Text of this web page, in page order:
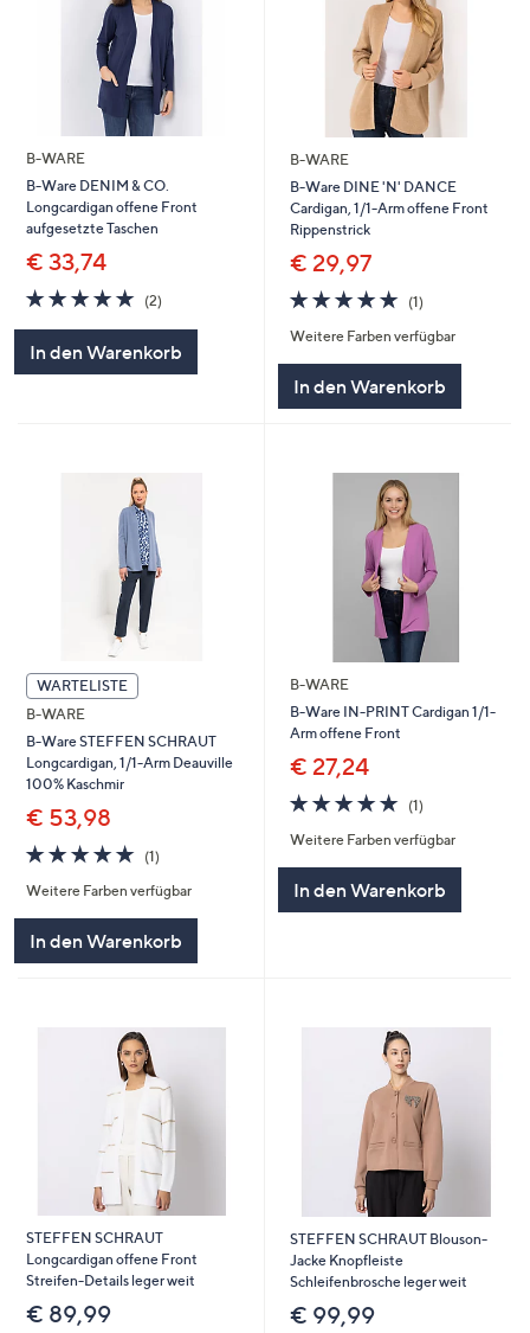
B-WARE
B-Ware DENIM & CO.
Longcardigan offene Front
aufgesetzte Taschen
€ 33,74
5.0
von
(2)
In den Warenkorb
B-WARE
B-Ware DINE 'N' DANCE
Cardigan, 1/1-Arm offene Front
Rippenstrick
€ 29,97
5.0
von
5
(1)
Weitere Farben verfügbar
In den Warenkorb
WARTELISTE
B-WARE
B-Ware STEFFEN SCHRAUT
Longcardigan, 1/1-Arm Deauville
100% Kaschmir
€ 53,98
5.0
von
5
(1)
Weitere Farben verfügbar
In den Warenkorb
B-WARE
B-Ware IN-PRINT Cardigan 1/1-
Arm offene Front
€ 27,24
5.0
von
5
(1)
Weitere Farben verfügbar
In den Warenkorb
STEFFEN SCHRAUT
Longcardigan offene Front
Streifen-Details leger weit
€ 89,99
STEFFEN SCHRAUT Blouson-
Jacke Knopfleiste
Schleifenbrosche leger weit
€ 99,99